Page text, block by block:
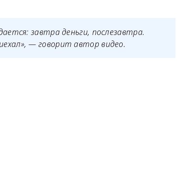
завтра деньги, послезавтра.
— говорит автор видео.